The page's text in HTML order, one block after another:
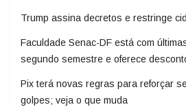
Trump assina decretos e restringe
Faculdade Senac-DF está com
segundo semestre e oferece
Pix terá novas regras para reforçar
golpes; veja o que muda